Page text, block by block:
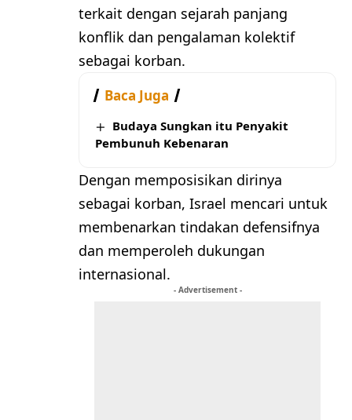
terkait dengan sejarah panjang
konflik dan pengalaman kolektif
sebagai korban.
Baca Juga
Budaya Sungkan itu Penyakit
Pembunuh Kebenaran
Dengan memposisikan dirinya
sebagai korban, Israel mencari untuk
membenarkan tindakan defensifnya
dan memperoleh dukungan
internasional.
- Advertisement -